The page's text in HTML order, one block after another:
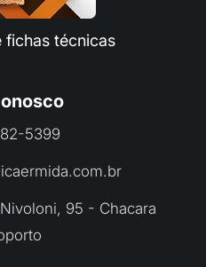
Ceramica Ermida
e converse com a
Whatsapp:
fichas técnicas
5399
95 - Chacara